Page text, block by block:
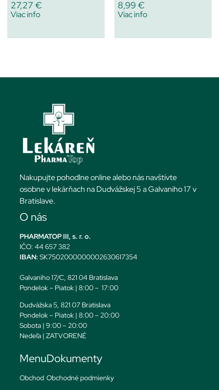
27,27 €
Viac info
8,99 €
Viac info
Nakupujte pohodlne online alebo nás navštívte
osobne v lekárňach na Dudvážskej 5 a Galvaniho 17 v
Bratislave.
O nás
PHARMATOP III, s. r. o.
IČO: 44 657 382
IBAN: SK7502000000002630617354
Galvaniho 17/C, 821 04 Bratislava
Pondelok – Piatok | 8:00 – 17:00
Dudvážska 5, 821 07 Bratislava
Pondelok – Piatok | 8:00 – 20:00
Sobota | 9:00 – 20:00
Nedeľa | ZATVORENÉ
Menu
Obchod
Dokumenty
Obchodné podmienky